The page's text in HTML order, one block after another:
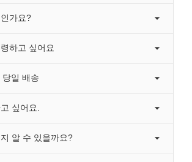
가요?
하고 싶어요
당일 배송
싶어요.
알 수 있을까요?